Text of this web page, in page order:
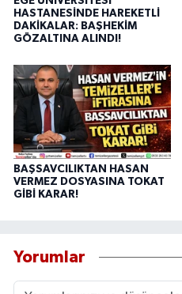
HASTANESİNDE HAREKETLİ
DAKİKALAR: BAŞHEKİM
GÖZALTINA ALINDI!
BAŞSAVCILIKTAN HASAN
VERMEZ DOSYASINA TOKAT
GİBİ KARAR!
Yorumlar